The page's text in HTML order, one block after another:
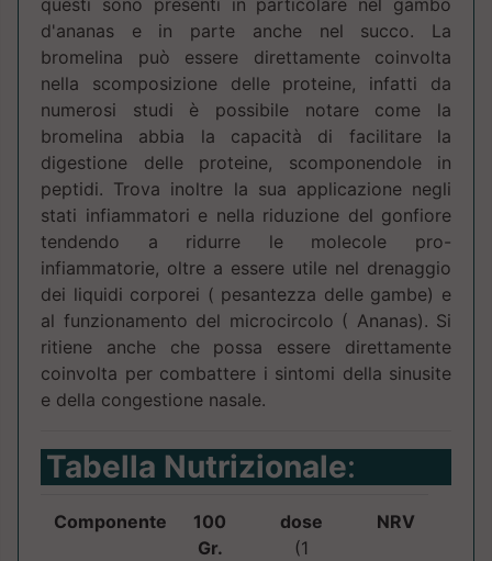
questi sono presenti in particolare nel gambo
d'ananas e in parte anche nel succo. La
bromelina può essere direttamente coinvolta
nella scomposizione delle proteine, infatti da
numerosi studi è possibile notare come la
bromelina abbia la capacità di facilitare la
digestione delle proteine, scomponendole in
peptidi. Trova inoltre la sua applicazione negli
stati infiammatori e nella riduzione del gonfiore
tendendo a ridurre le molecole pro-
infiammatorie, oltre a essere utile nel drenaggio
dei liquidi corporei ( pesantezza delle gambe) e
al funzionamento del microcircolo ( Ananas). Si
ritiene anche che possa essere direttamente
coinvolta per combattere i sintomi della sinusite
e della congestione nasale.
Tabella Nutrizionale:
Componente
100
Gr.
dose
(1
NRV